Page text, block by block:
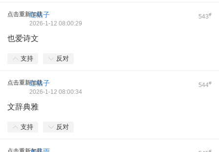
点击重新加载 543#
红桔子
2026-1-12 08:00:29
也爱诗文
支持 反对
点击重新加载 544#
红桔子
2026-1-12 08:00:34
文辞典雅
支持 反对